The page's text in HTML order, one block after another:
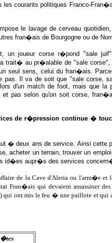
les courants politiques Franco-
le lavage de cerveau
fran�ais de Bourgogne ou de
un joueur corse r�pond "sale
trait� au pr�alable de "sale
seul sens, celui du fran�ais.
pas. Il va de soit que "sale corse,
d'un match de foot, mais que la
pas selon qu'on soit corse,
de r�pression continue �
� deux ans de service. Ainsi cette
acheter un terrain, trouver un
id�es aupr�s des services
de la Cave d'Aleria ou l'arm�e et
Fran�ais qui devaient assassiner des
qui ont mis le feu � une paillote et
�tes